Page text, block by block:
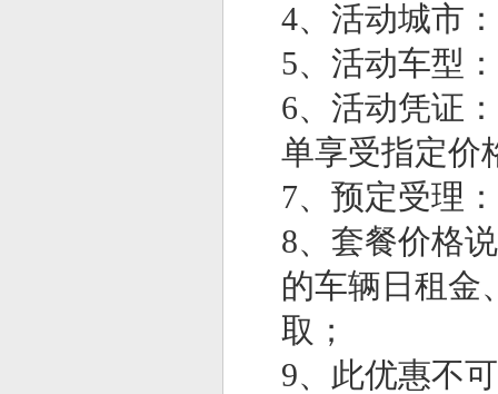
4、活动城市
5、活动车型
6、活动凭证
单享受指定价
7、预定受理
8、套餐价格
的车辆日租金
取；
9、此优惠不